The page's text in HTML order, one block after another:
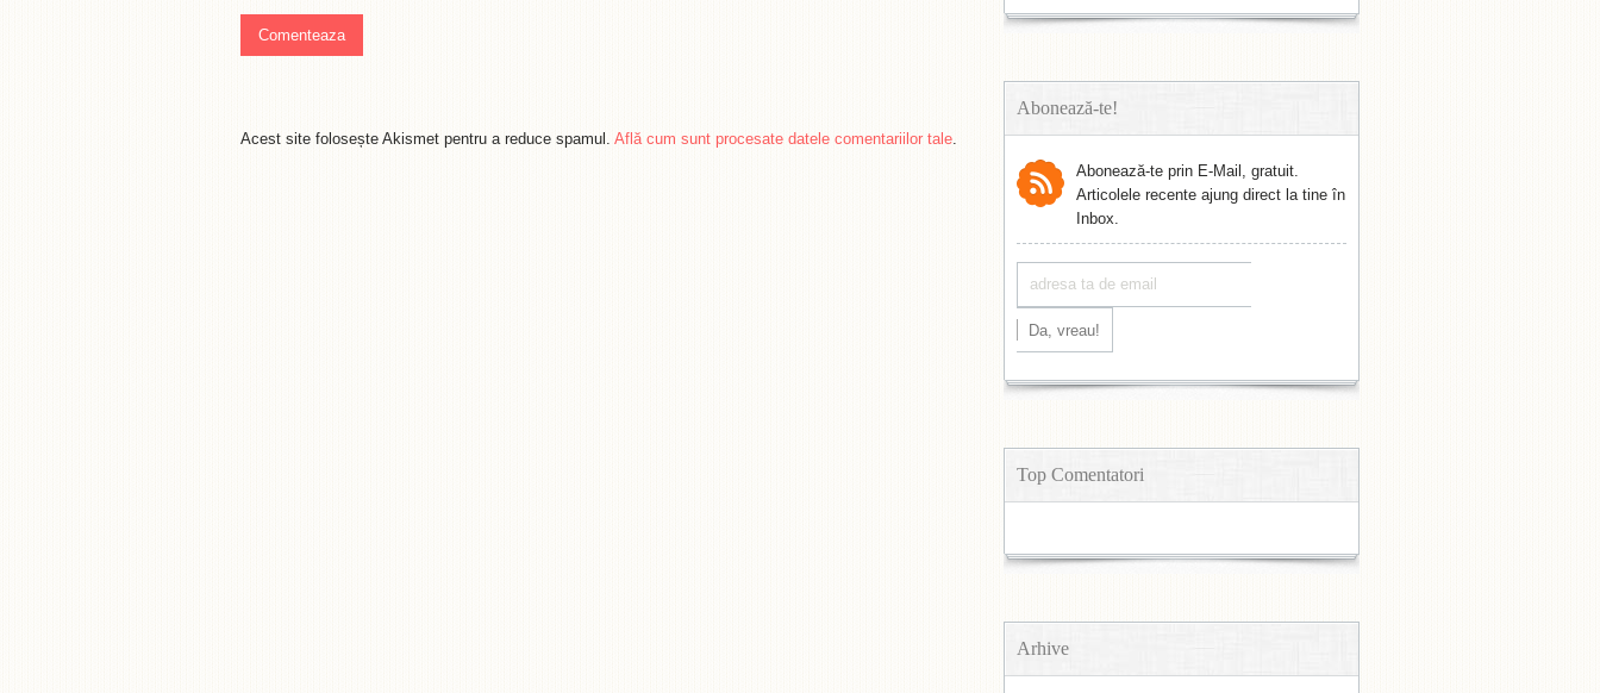
Acest site folosește Akismet pentru a reduce spamul. Află cum sunt procesate datele comentariilor tale.
Abonează-te!
Abonează-te prin E-Mail, gratuit.
Articolele recente ajung direct la tine în
Inbox.
Top Comentatori
Arhive